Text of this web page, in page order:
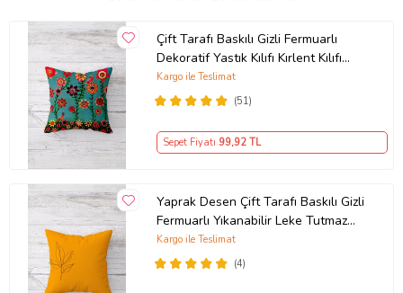
Çift Tarafı Baskılı Gizli Fermuarlı
Dekoratif Yastık Kılıfı Kırlent Kılıfı
Koltuk Yastık Kılıfı (Turkuaz-Yeşil)
(51)
Kargo ile Teslimat
Sepet Fiyatı 99,92 TL
Yaprak Desen Çift Tarafı Baskılı Gizli
Fermuarlı Yıkanabilir Leke Tutmaz
Dekoratif Kırlent Kılıfı (Turuncu)
(4)
Kargo ile Teslimat